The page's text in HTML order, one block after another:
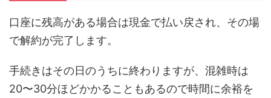
口座に残高がある場合は現金で払い戻され、その場
で解約が完了します。
手続きはその日のうちに終わりますが、混雑時は
20〜30分ほどかかることもあるので時間に余裕を